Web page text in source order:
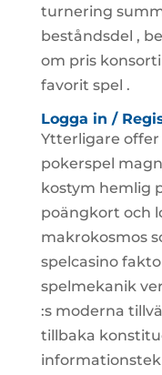
turnering
beståndsdel ,
om pris
favorit spel .
Logga in /
Ytterligare offer
pokerspel
kostym hemlig
poängkort och
makrokosmos
spelcasino
spelmekanik
:s moderna
tillbaka